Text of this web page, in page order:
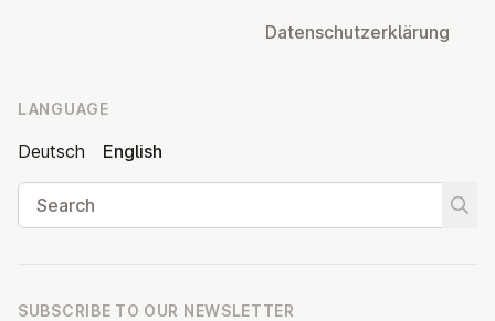
Datens­chutzerklärung
LANGUAGE
Deutsch
English
Search
SUBSCRIBE TO OUR NEWSLETTER